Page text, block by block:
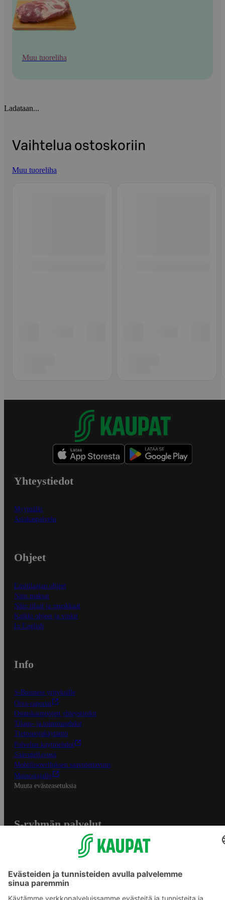
Muu tuoreliha
Ladataan...
Vaihtelua ostoskoriin
Muu tuoreliha
Yhteystiedot
Myymälät
Asiakaspalvelu
Ohjeet
Ensitilaajan ohjeet
Näin maksat
Näin tilaat ja muokkaat
Kaikki ohjeet ja vinkit
In English
Info
S-Business yrityksille
Oiva-raportit
Osuuskauppojen yhteystiedot
Tilaus- ja toimitusehdot
Tietosuojakäytäntö
Palvelun käyttöehdot
Saavutettavuus
Mobiilisovelluksen saavutettavuus
Mainostajalle
Muuta evästeasetuksia
S-ryhmän palvelut
Yhteishyvä Ruoka -sovellus
S-ostoslista -sovellus
Prisma.fi